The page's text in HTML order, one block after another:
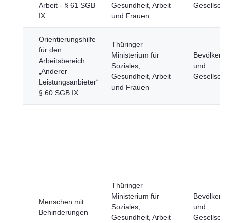
Arbeit - § 61 SGB
IX
Gesundheit, Arbeit
und Frauen
Orientierungshilfe
für den
Arbeitsbereich
„Anderer
Leistungsanbieter“
§ 60 SGB IX
Thüringer
Ministerium für
Soziales,
Gesundheit, Arbeit
und Frauen
und
Menschen mit
Behinderungen
Thüringer
Ministerium für
Soziales,
Gesundheit, Arbeit
und